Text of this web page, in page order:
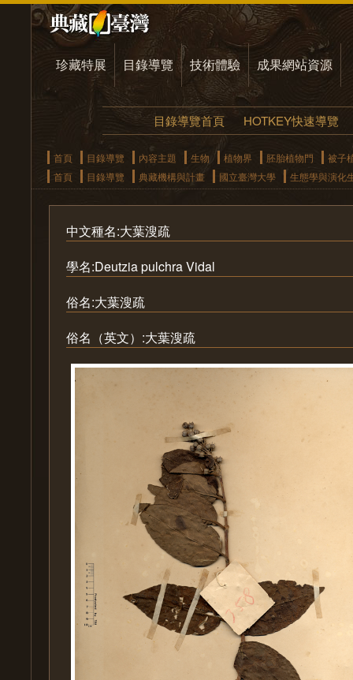
珍藏特展 目錄導覽 技術體驗 成果網站資源
目錄導覽首頁 HOTKEY快速導覽
首頁 目錄導覽 內容主題 生物 植物界 胚胎植物門
被子
首頁
目錄導覽 典藏機構與計畫 國立臺灣大學 生態學與演化
中文種名:大葉溲疏
學名:Deutzia pulchra Vidal
俗名:大葉溲疏
俗名（英文）:大葉溲疏